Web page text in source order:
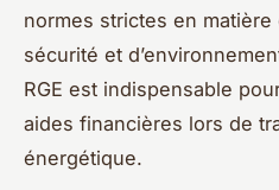
normes strictes en
sécurité et
RGE est indispensable
aides financières lors de
énergétique.